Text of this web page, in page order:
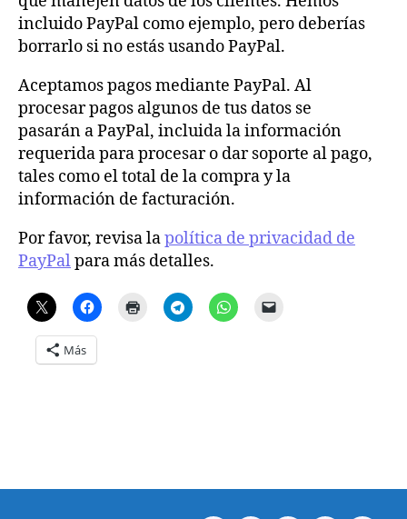
incluido PayPal como ejemplo, pero deberías
borrarlo si no estás usando PayPal.
Aceptamos pagos mediante PayPal. Al
procesar pagos algunos de tus datos se
pasarán a PayPal, incluida la información
requerida para procesar o dar soporte al pago,
tales como el total de la compra y la
información de facturación.
Por favor, revisa lapolítica de privacidad de
PayPalpara más detalles.
Más